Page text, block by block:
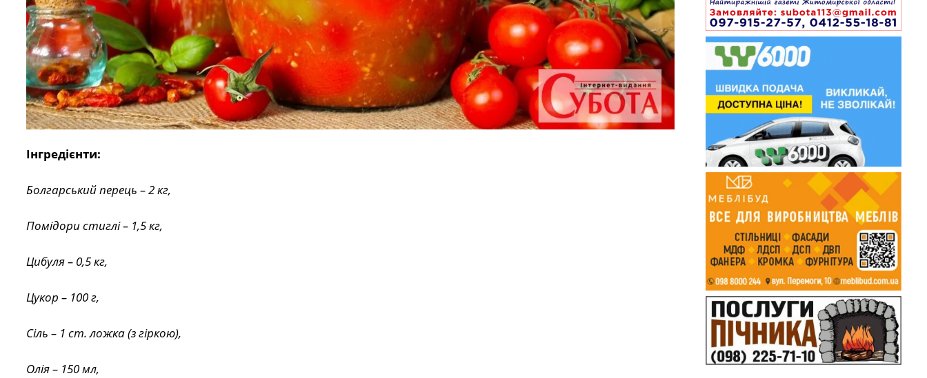
Інгредієнти:
Болгарський перець – 2 кг,
Помідори стиглі – 1,5 кг,
Цибуля – 0,5 кг,
Цукор – 100 г,
Сіль – 1 ст. ложка (з гіркою),
Олія – 150 мл,